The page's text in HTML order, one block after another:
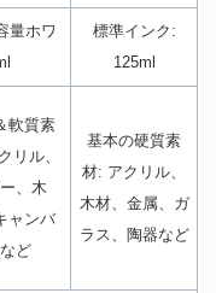
量ホワ
標準インク:
125ml
軟質素
リル、
、木
ャンバ
ど
基本の硬質素
材: アクリル、
木材、金属、ガ
ラス、陶器など